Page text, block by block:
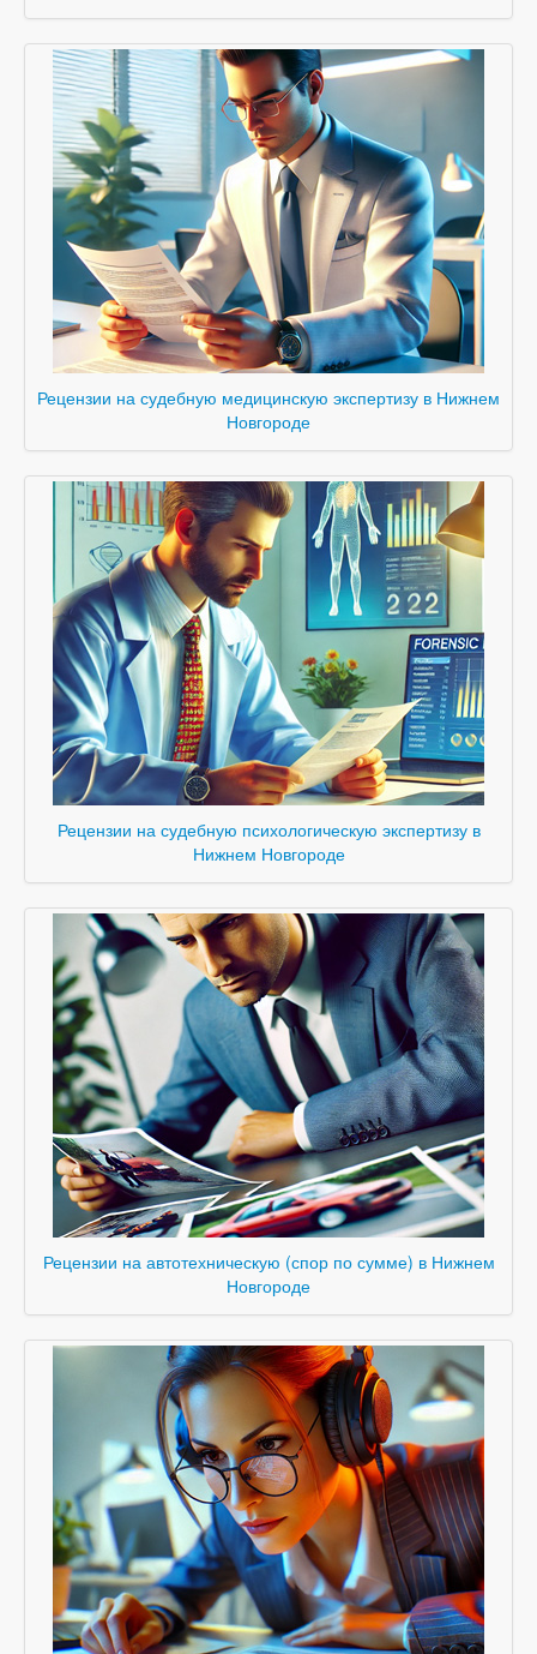
Рецензии на судебную медицинскую экспертизу в Нижнем
Новгороде
Рецензии на судебную психологическую экспертизу в
Нижнем Новгороде
Рецензии на автотехническую (спор по сумме) в Нижнем
Новгороде